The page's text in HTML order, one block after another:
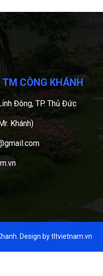
CÔNG KHÁNH
Đông, TP. Thủ Đức
Khánh)
Design by tltvietnam.vn